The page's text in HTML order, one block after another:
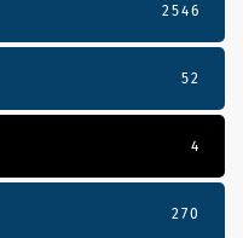
2546
52
4
270